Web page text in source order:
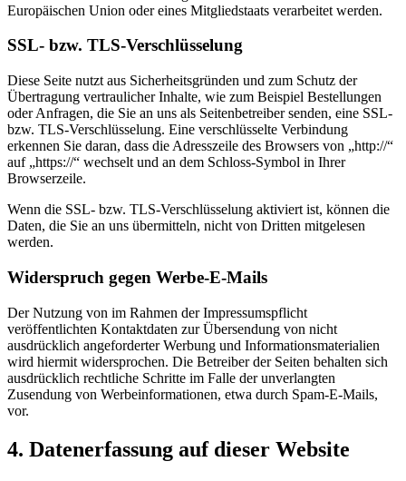
Europäischen Union oder eines Mitgliedstaats verarbeitet werden.
SSL- bzw. TLS-Verschlüsselung
Diese Seite nutzt aus Sicherheitsgründen und zum Schutz der
Übertragung vertraulicher Inhalte, wie zum Beispiel Bestellungen
oder Anfragen, die Sie an uns als Seitenbetreiber senden, eine SSL-
bzw. TLS-Verschlüsselung. Eine verschlüsselte Verbindung
erkennen Sie daran, dass die Adresszeile des Browsers von „http://“
auf „https://“ wechselt und an dem Schloss-Symbol in Ihrer
Browserzeile.
Wenn die SSL- bzw. TLS-Verschlüsselung aktiviert ist, können die
Daten, die Sie an uns übermitteln, nicht von Dritten mitgelesen
werden.
Widerspruch gegen Werbe-E-Mails
Der Nutzung von im Rahmen der Impressumspflicht
veröffentlichten Kontaktdaten zur Übersendung von nicht
ausdrücklich angeforderter Werbung und Informationsmaterialien
wird hiermit widersprochen. Die Betreiber der Seiten behalten sich
ausdrücklich rechtliche Schritte im Falle der unverlangten
Zusendung von Werbeinformationen, etwa durch Spam-E-Mails,
vor.
4. Datenerfassung auf dieser Website